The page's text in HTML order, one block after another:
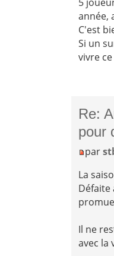
année,
C'est
Si un
vivre
Re:
pour
par
La
Défaite
Il ne
avec la